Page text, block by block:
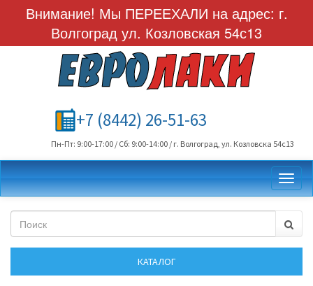
Внимание! Мы ПЕРЕЕХАЛИ на адрес: г.
Волгоград ул. Козловская 54с13
+7 (8442) 26-51-63
Пн-Пт: 9:00-17:00 / Сб: 9:00-14:00 / г. Волгоград, ул. Козловска 54с13